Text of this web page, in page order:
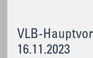
VLB-
16.11.2023